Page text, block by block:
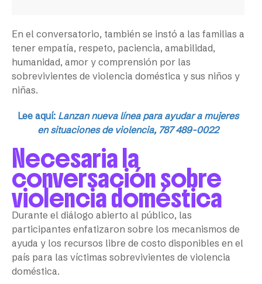
En el conversatorio, también se instó a las familias a
tener empatía, respeto, paciencia, amabilidad,
humanidad, amor y comprensión por las
sobrevivientes de violencia doméstica y sus niños y
niñas.
Lee aquí: Lanzan nueva línea para ayudar a mujeres
en situaciones de violencia, 787 489-0022
Necesaria la
conversación sobre
violencia doméstica
Durante el diálogo abierto al público, las
participantes enfatizaron sobre los mecanismos de
ayuda y los recursos libre de costo disponibles en el
país para las víctimas sobrevivientes de violencia
doméstica.